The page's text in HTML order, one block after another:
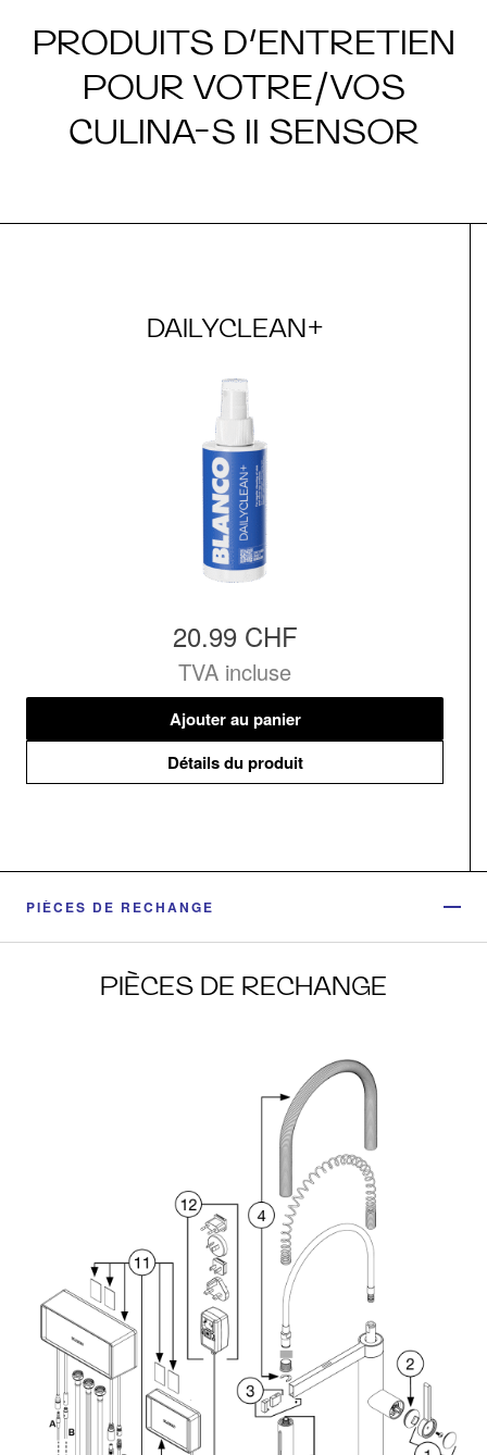
PRODUITS D’ENTRETIEN
POUR VOTRE/VOS
CULINA-S II SENSOR
DAILYCLEAN+
20.99 CHF
TVA incluse
Ajouter au panier
Détails du produit
PIÈCES DE RECHANGE
PIÈCES DE RECHANGE